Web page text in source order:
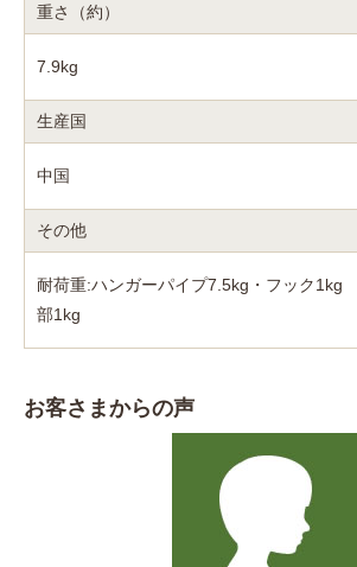
重さ（約）
7.9kg
生産国
中国
その他
耐荷重:ハンガーパイプ7.5kg・フック1kg
部1kg
お客さまからの声